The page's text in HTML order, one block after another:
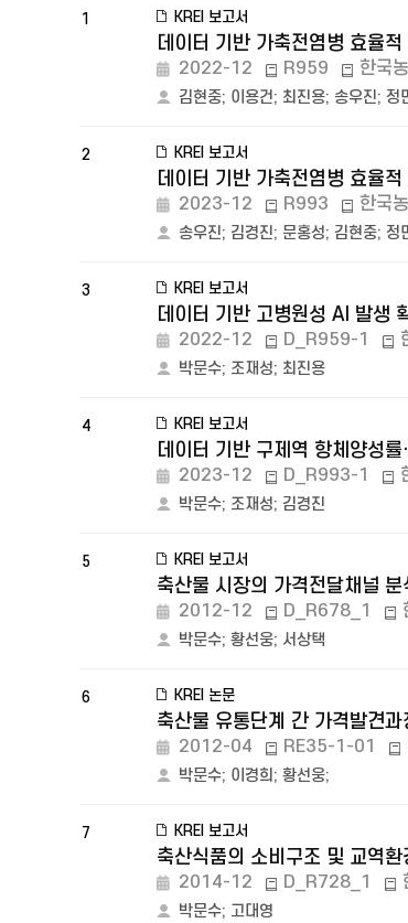
1 KREI 보고서
데이터 기반 가축전염병 효율
2022-12 R959 한국
김현중; 이용건; 최진용; 송우진; 정
2 KREI 보고서
데이터 기반 가축전염병 효율
2023-12 R993 한국
송우진; 김경진; 문홍성; 김현중; 정
3 KREI 보고서
데이터 기반 고병원성 AI 발생
2022-12 D_R959-1
박문수; 조재성; 최진용
4 KREI 보고서
데이터 기반 구제역 항체양성
2023-12 D_R993-1
박문수; 조재성; 김경진
5 KREI 보고서
축산물 시장의 가격전달채널
2012-12 D_R678_1
박문수; 황선웅; 서상택
6 KREI 논문
축산물 유통단계 간 가격발견
2012-04 RE35-1-01
박문수; 이경희 ; 황선웅;
7 KREI 보고서
축산식품의 소비구조 및 교역
2014-12 D_R728_1
박문수; 고대영